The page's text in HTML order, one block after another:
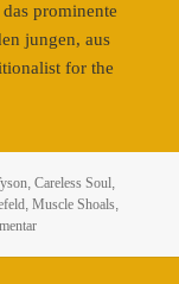
prominente
jungen, aus
for the
,Careless Soul
,Muscle Shoals
zu Cale Tyson –